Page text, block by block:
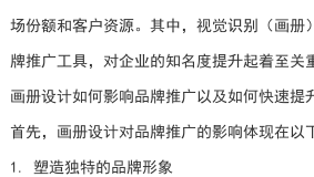
场份额和客户资源。其中，视觉识别（画册
牌推广工具，对企业的知名度提升起着至关
画册设计如何影响品牌推广以及如何快速提
首先，画册设计对品牌推广的影响体现在以
1. 塑造独特的品牌形象